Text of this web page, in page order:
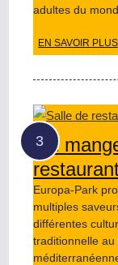
adultes du
EN SAVOIR PLUS
Où
Europa-Park
multiples
différentes
traditionnelle